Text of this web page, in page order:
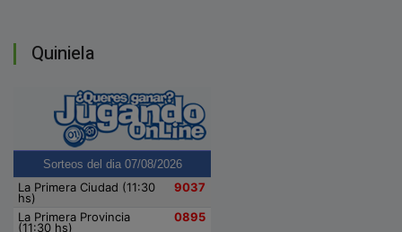
Quiniela